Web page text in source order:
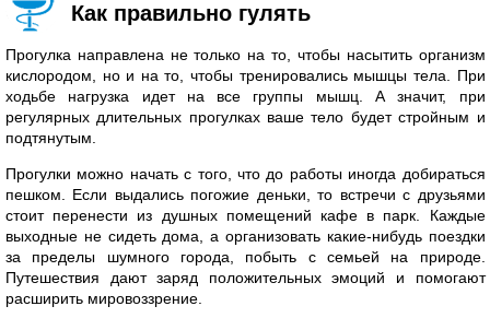
Как правильно гулять
Прогулка направлена не только на то, чтобы насытить организм
кислородом, но и на то, чтобы тренировались мышцы тела. При
ходьбе нагрузка идет на все группы мышц. А значит, при
регулярных длительных прогулках ваше тело будет стройным и
подтянутым.
Прогулки можно начать с того, что до работы иногда добираться
пешком. Если выдались погожие деньки, то встречи с друзьями
стоит перенести из душных помещений кафе в парк. Каждые
выходные не сидеть дома, а организовать какие-нибудь поездки
за пределы шумного города, побыть с семьей на природе.
Путешествия дают заряд положительных эмоций и помогают
расширить мировоззрение.